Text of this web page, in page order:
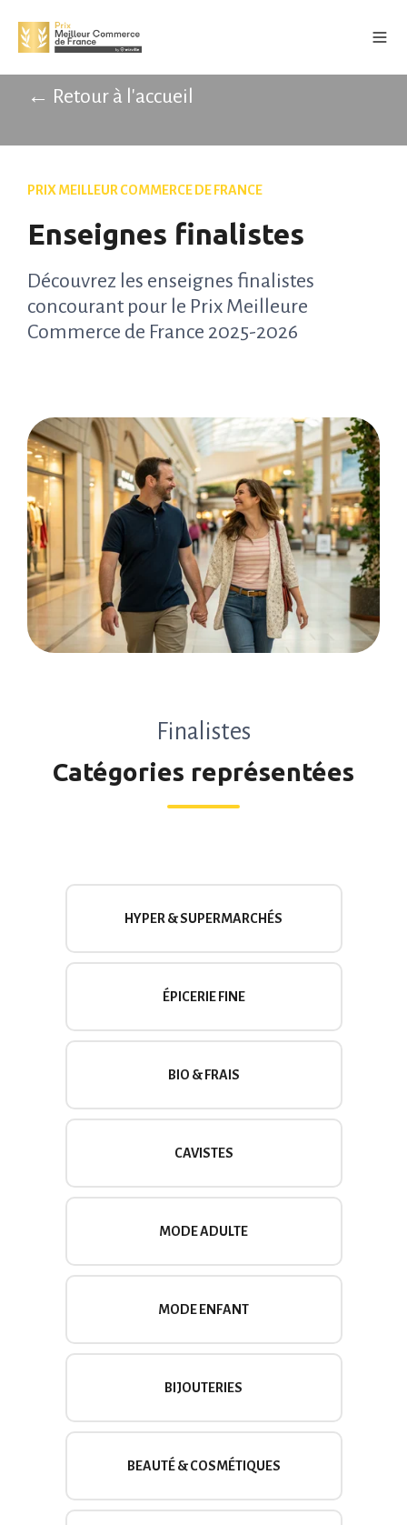
← Retour à l'accueil
PRIX MEILLEUR COMMERCE DE FRANCE
Enseignes finalistes
Découvrez les enseignes finalistes
concourant pour le Prix Meilleure
Commerce de France 2025-2026
Finalistes
Catégories représentées
HYPER & SUPERMARCHÉS
ÉPICERIE FINE
BIO & FRAIS
CAVISTES
MODE ADULTE
MODE ENFANT
BIJOUTERIES
BEAUTÉ & COSMÉTIQUES